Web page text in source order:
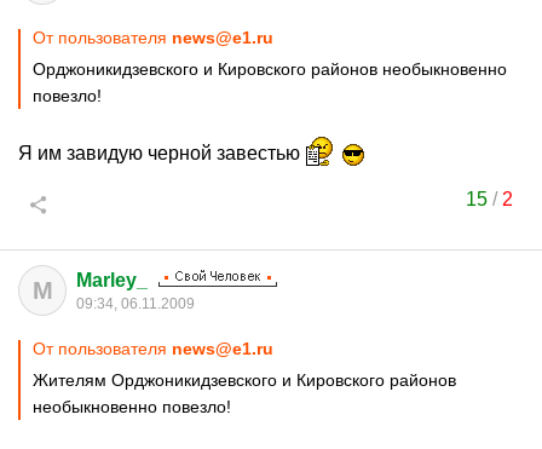
От пользователя news@e1.ru
Орджоникидзевского и Кировского районов необыкновенно
повезло!
Я им завидую черной завестью
15 / 2
M Marley_
09:34, 06.11.2009
От пользователя news@e1.ru
Жителям Орджоникидзевского и Кировского районов
необыкновенно повезло!